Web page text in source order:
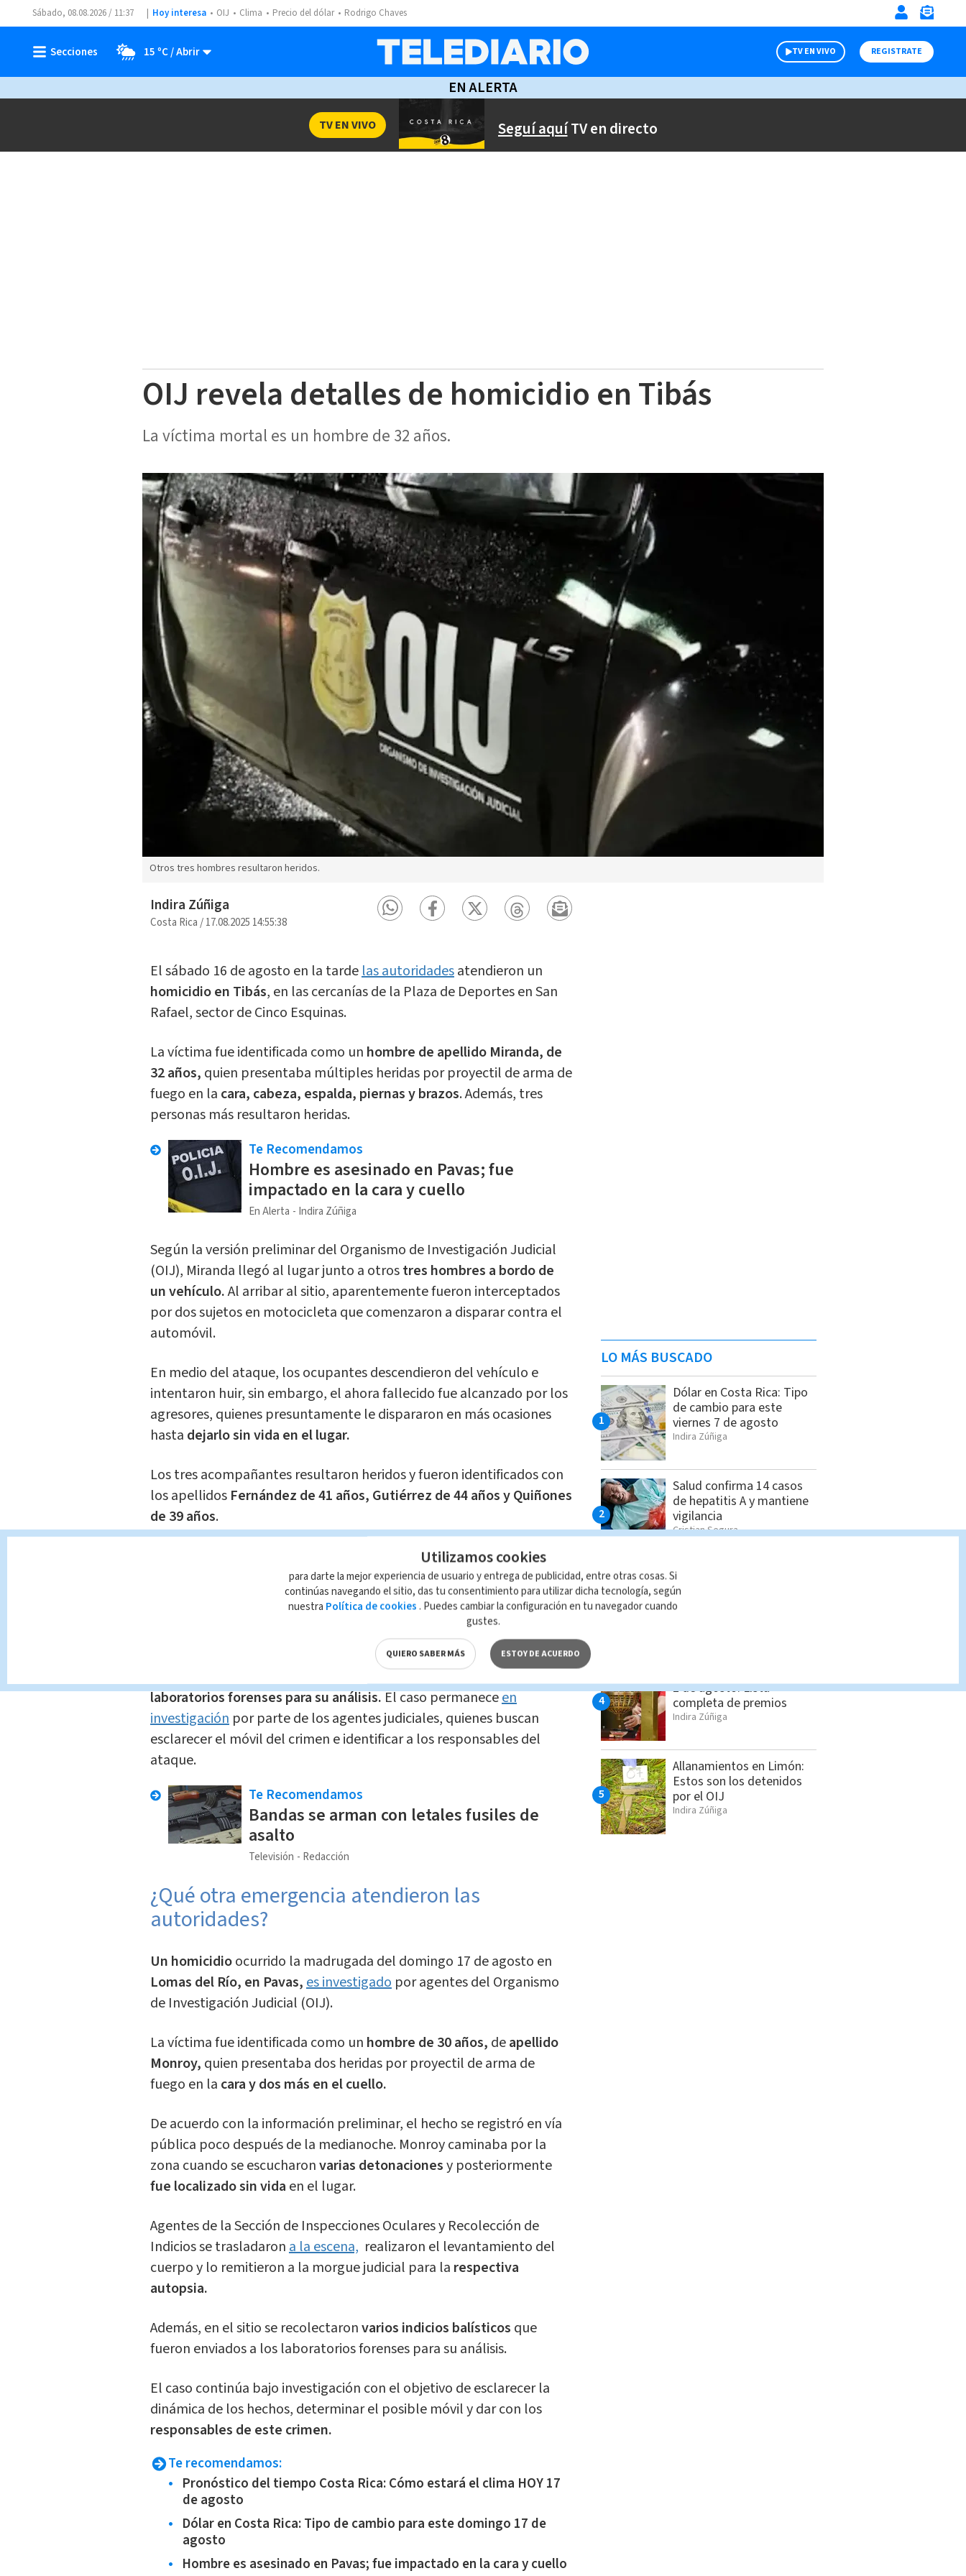
Sábado, 08.08.2026 / 11:37 Hoy interesa OIJ Clima Precio del dólar Rodrigo Chaves
15 ºC TV EN VIVO REGISTRATE
EN ALERTA
Seguí aquíTV en directo
TV EN VIVO
OIJ revela detalles de homicidio en Tibás
La víctima mortal es un hombre de 32 años.
Otros tres hombres resultaron heridos.
Indira Zúñiga
Costa Rica/17.08.2025 14:55:38
El sábado 16 de agosto en la tardelas autoridadesatendieron un
homicidio en Tibás, en las cercanías de la Plaza de Deportes en San
Rafael, sector de Cinco Esquinas.
La víctima fue identificada como un hombre de apellido Miranda, de
32 años, quien presentaba múltiples heridas por proyectil de arma de
fuego en la cara, cabeza, espalda, piernas y brazos. Además, tres
personas más resultaron heridas.
Te Recomendamos
Hombre es asesinado en Pavas; fue
impactado en la cara y cuello
En Alerta Indira Zúñiga
Según la versión preliminar del Organismo de Investigación Judicial
(OIJ), Miranda llegó al lugar junto a otrostres hombres a bordo de
un vehículo.Al arribar al sitio, aparentemente fueron interceptados
por dos sujetos en motocicleta que comenzaron a disparar contra el
automóvil.
En medio del ataque, los ocupantes descendieron del vehículo e
intentaron huir, sin embargo, el ahora fallecido fue alcanzado por los
agresores, quienes presuntamente le dispararon en más ocasiones
hasta dejarlo sin vida en el lugar.
Los tres acompañantes resultaron heridos y fueron identificados con
los apellidosFernández de 41 años, Gutiérrez de 44 años y Quiñones
de 39 años.
Todos fueron trasladados a distintos centros médicos de San José
víctima fue remitido a la morgue judicialpara la
laboratorios forenses para su análisis.El caso permaneceen
investigación por parte de los agentes judiciales, quienes buscan
esclarecer el móvil del crimen e identificar a los responsables del
ataque.
Te Recomendamos
Bandas se arman con letales fusiles de
asalto
Televisión Redacción
¿Qué otra emergencia atendieron las
autoridades?
Un homicidioocurrido la madrugada del domingo 17 de agosto en
Lomas del Río, en Pavas,es investigadopor agentes del Organismo
de Investigación Judicial (OIJ).
La víctima fue identificada como un hombre de 30 años, deapellido
Monroy, quien presentaba dos heridas por proyectil de arma de
fuego en la cara y dos más en el cuello.
De acuerdo con la información preliminar, el hecho se registró en vía
pública poco después de la medianoche. Monroy caminaba por la
zona cuando se escucharonvarias detonacionesy posteriormente
fue localizado sin vida en el lugar.
Agentes de la Sección de Inspecciones Oculares y Recolección de
Indicios se trasladarona la escena, realizaron el levantamiento del
cuerpo y lo remitieron a la morgue judicial para la respectiva
autopsia.
Además, en el sitio se recolectaronvarios indicios balísticos que
fueron enviados a los laboratorios forenses para su análisis.
El caso continúa bajo investigación con el objetivo de esclarecer la
dinámica de los hechos, determinar el posible móvil y dar con los
responsables de este crimen.
Te recomendamos:
Pronóstico del tiempo Costa Rica: Cómo estará el clima HOY 17
de agosto
Dólar en Costa Rica: Tipo de cambio para este domingo 17 de
agosto
Hombre es asesinado en Pavas; fue impactado en la cara y cuello
LO MÁS BUSCADO
Dólar en Costa Rica: Tipo
de cambio para este
viernes 7 de agosto
Indira Zúñiga
Salud confirma 14 casos
de hepatitis A y mantiene
vigilancia
Cristian Segura
Dólar en Costa Rica: Tipo
de cambio para este
miércoles 5 de agosto
2 de agosto: Lista
completa de premios
Indira Zúñiga
Allanamientos en Limón:
Estos son los detenidos
por el OIJ
Indira Zúñiga
Utilizamos cookies
para darte la mejor experiencia de usuario y entrega de publicidad, entre otras cosas. Si
continúas navegando el sitio, das tu consentimiento para utilizar dicha tecnología, según
nuestra Política de cookies . Puedes cambiar la configuración en tu navegador cuando
gustes.
QUIERO SABER MÁS ESTOY DE ACUERDO